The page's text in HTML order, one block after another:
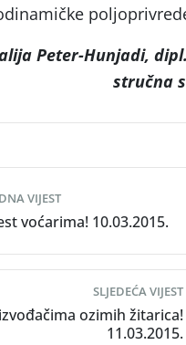
Peter-Hunjadi,
stručna
VIJEST
voćarima! 10.03.2015.
SLJEDEĆA VIJEST
ozimih žitarica!
11.03.2015.